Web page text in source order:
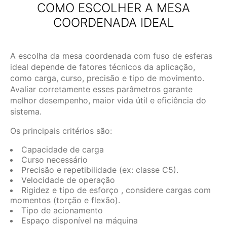
COMO ESCOLHER A MESA
COORDENADA IDEAL
A escolha da mesa coordenada com fuso de esferas
ideal depende de fatores técnicos da aplicação,
como carga, curso, precisão e tipo de movimento.
Avaliar corretamente esses parâmetros garante
melhor desempenho, maior vida útil e eficiência do
sistema.
Os principais critérios são:
Capacidade de carga
Curso necessário
Precisão e repetibilidade (ex: classe C5).
Velocidade de operação
Rigidez e tipo de esforço , considere cargas com
momentos (torção e flexão).
Tipo de acionamento
Espaço disponível na máquina